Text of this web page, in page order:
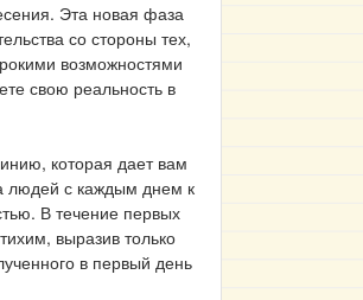
Эта новая фаза
со стороны тех,
возможностями
свою реальность в
которая дает вам
людей с каждым днем к
В течение первых
выразив только
в первый день